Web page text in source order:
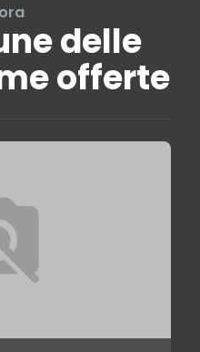
delle
offerte